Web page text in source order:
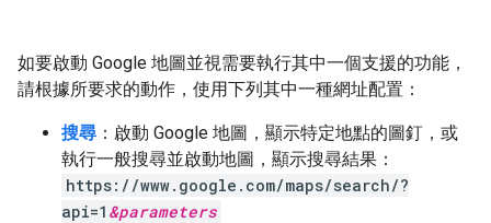
如要啟動 Google 地圖並視需要執行其中一個支援的功能，
請根據所要求的動作，使用下列其中一種網址配置：
搜尋 ：啟動 Google 地圖，顯示特定地點的圖釘，或
執行一般搜尋並啟動地圖，顯示搜尋結果：
https://www.google.com/maps/search/?
api=1 &parameters